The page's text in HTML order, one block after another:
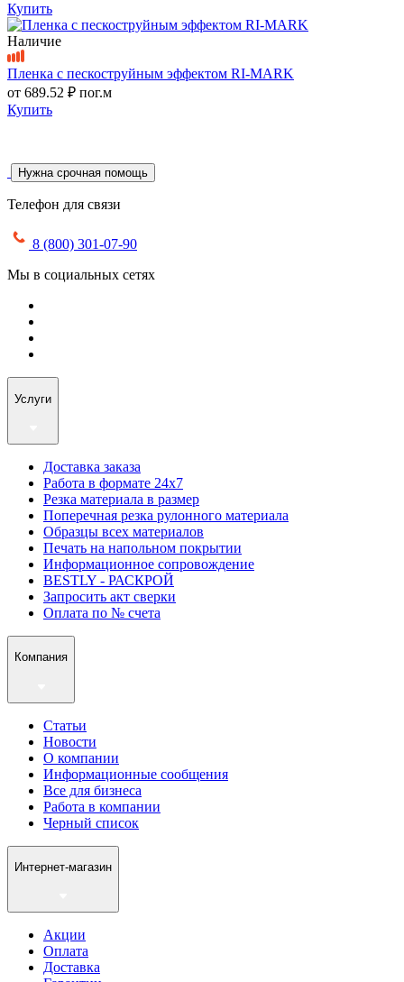
Купить
Наличие
Пленка с пескоструйным эффектом RI-MARK
от 689.52 ₽ пог.м
Купить
Нужна срочная помощь
Телефон для связи
8 (800) 301-07-90
Мы в социальных сетях
Услуги
Доставка заказа
Работа в формате 24х7
Резка материала в размер
Поперечная резка рулонного материала
Образцы всех материалов
Печать на напольном покрытии
Информационное сопровождение
BESTLY - РАСКРОЙ
Запросить акт сверки
Оплата по № счета
Компания
Статьи
Новости
О компании
Информационные сообщения
Все для бизнеса
Работа в компании
Черный список
Интернет-магазин
Акции
Оплата
Доставка